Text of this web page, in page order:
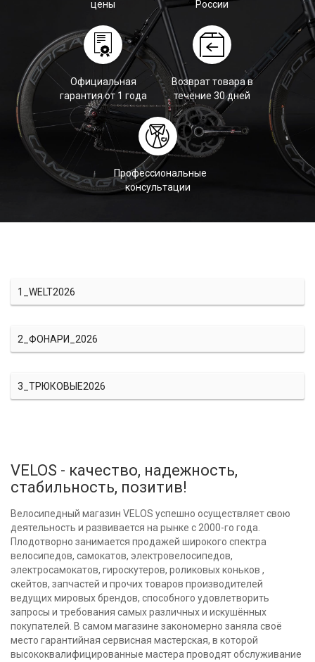
цены России
Официальная
гарантия от 1 года
Возврат товара в
течение 30 дней
Профессиональные
консультации
1_WELT2026
2_ФОНАРИ_2026
3_ТРЮКОВЫЕ2026
VELOS - качество, надежность,
стабильность, позитив!
Велосипедный магазин VELOS успешно осуществляет свою
деятельность и развивается на рынке с 2000-го года.
Плодотворно занимается продажей широкого спектра
велосипедов, самокатов, электровелосипедов,
электросамокатов, гироскутеров, роликовых коньков ,
скейтов, запчастей и прочих товаров производителей
ведущих мировых брендов, способного удовлетворить
запросы и требования самых различных и искушённых
покупателей. В самом магазине закономерно заняла своё
место гарантийная сервисная мастерская, в которой
высококвалифицированные мастера проводят обслуживание